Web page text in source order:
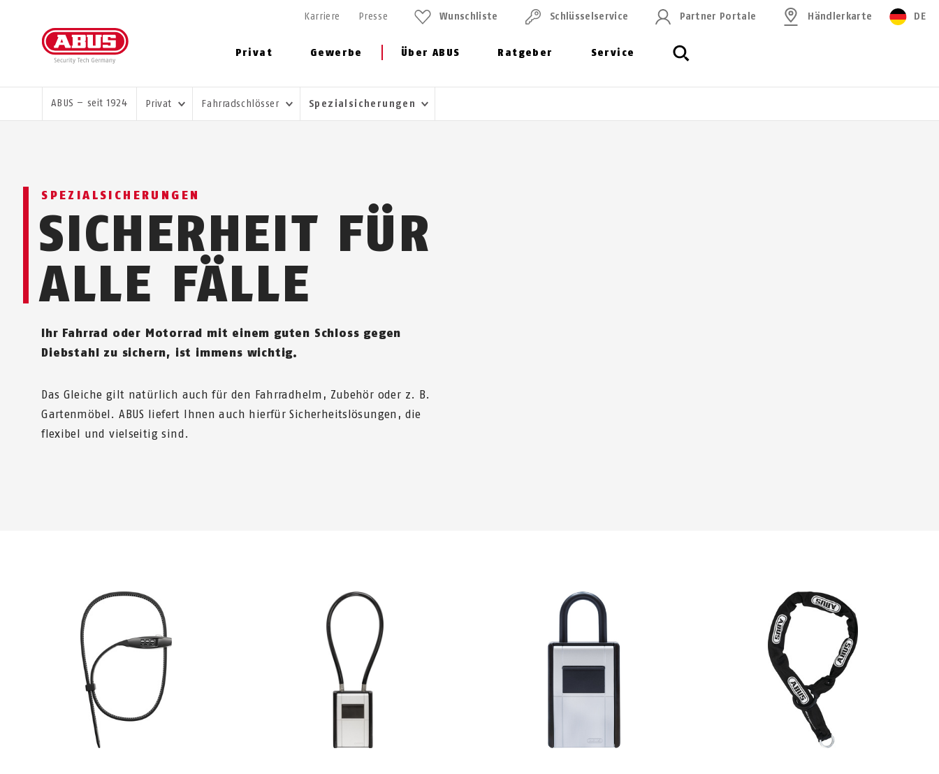
Privat Gewerbe Über ABUS Ratgeber Service
Karriere Presse Wunschliste Schlüssel­service Partner Portale Händlerkarte DE
SIE SIND HIER:
ABUS – seit 1924 Privat Fahrradschlösser Spezialsicherungen
SPEZIALSICHERUNGEN
SICHERHEIT FÜR
ALLE FÄLLE
Ihr Fahrrad oder Motorrad mit einem guten Schloss gegen
Diebstahl zu sichern, ist immens wichtig.
Das Gleiche gilt natürlich auch für den Fahrradhelm, Zubehör oder z. B.
Gartenmöbel. ABUS liefert Ihnen auch hierfür Sicherheitslösungen, die
flexibel und vielseitig sind.